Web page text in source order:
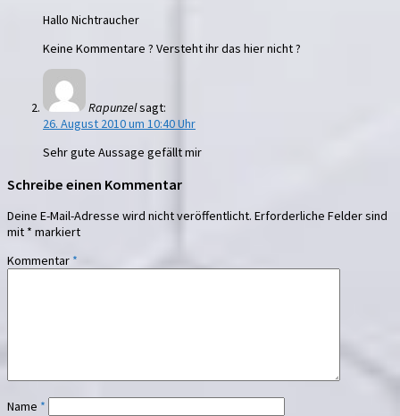
Hallo Nichtraucher
Keine Kommentare ? Versteht ihr das hier nicht ?
Rapunzelsagt:
26. August 2010 um 10:40 Uhr
Sehr gute Aussage gefällt mir
Schreibe einen Kommentar
Deine E-Mail-Adresse wird nicht veröffentlicht. Erforderliche Felder sind
mit * markiert
Kommentar *
Name *